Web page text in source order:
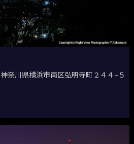
神奈川県横浜市南区弘明寺町２４４−５